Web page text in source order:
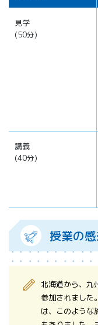
見学
(50分)
講義
(40分)
授業の
北海道から、九
参加されました
は、このような